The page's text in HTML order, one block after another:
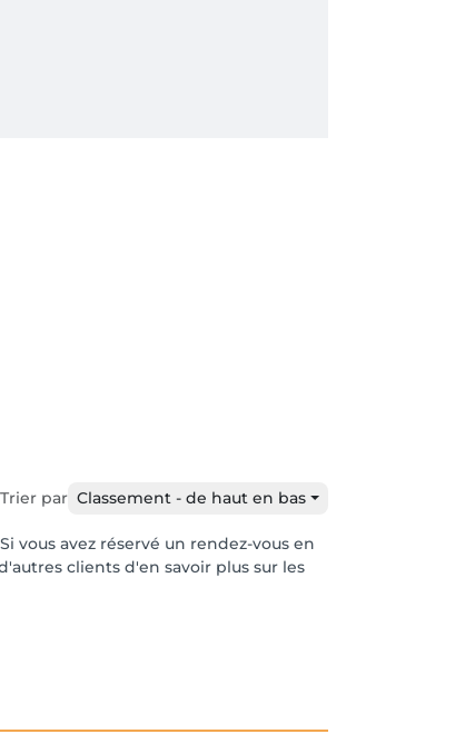
Trier par Classement - de haut en bas
vous avez réservé un rendez-vous en
clients d'en savoir plus sur les